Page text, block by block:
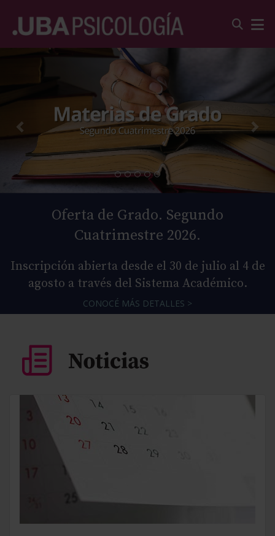
Oferta de Grado. Segundo
Cuatrimestre 2026.
Inscripción abierta desde el 30 de julio al 4 de
agosto a través del Sistema Académico.
CONOCÉ MÁS DETALLES >